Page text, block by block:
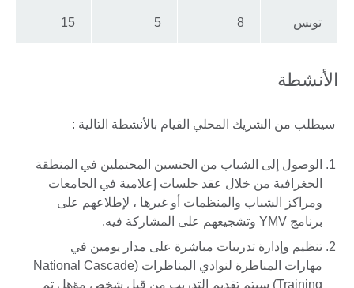
تونس 8
5
15
الأنشطة
سيطلب من الشريك المحلي القيام بالأنشطة التالية :
الوصول إلى الشباب من الجنسين المحتملين في المنطقة
الجغرافية من خلال عقد جلسات إعلامية في الجامعات
ومراكز الشباب والمنظمات أو غيرها ، لإطلاعهم على
برنامج YMV وتشجيعهم على المشاركة فيه.
تنظيم وإدارة تدريبات مباشرة على مدار يومين في
مهارات المناظرة لنوادي المناظرات (National Cascade
Training) سيتم تقديم التدريب من قبل شخص مؤهل تم